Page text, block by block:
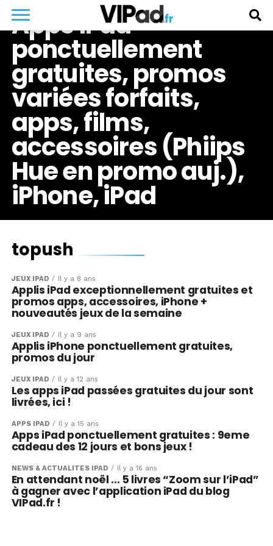
Apps iPad
ponctuellement
gratuites, promos
variées forfaits,
apps, films,
accessoires (Phiips
Hue en promo auj.),
iPhone, iPad
topush
JEUX IPAD Il y a 8 ans
Applis iPad exceptionnellement gratuites et
promos apps, accessoires, iPhone +
nouveautés jeux de la semaine
JEUX IPAD Il y a 9 ans
Applis iPhone ponctuellement gratuites,
promos du jour
JEUX IPAD Il y a 12 ans
Les apps iPad passées gratuites du jour sont
livrées, ici !
APPS IPAD Il y a 15 ans
Apps iPad ponctuellement gratuites : 9eme
cadeau des 12 jours et bons jeux !
NEWS & ACTUALITÉS IPAD Il y a 16 ans
En attendant noël … 5 livres “Zoom sur l’iPad”
à gagner avec l’application iPad du blog
VIPad.fr !